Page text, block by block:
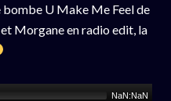
bombe U Make Me Feel de
Morgane en radio edit, la
NaN:NaN